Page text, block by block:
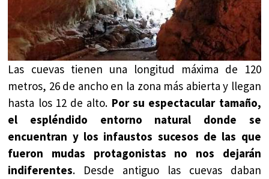
Las cuevas tienen una longitud máxima de 120
metros, 26 de ancho en la zona más abierta y llegan
hasta los 12 de alto. Por su espectacular tamaño,
el espléndido entorno natural donde se
encuentran y los infaustos sucesos de las que
fueron mudas protagonistas no nos dejarán
indiferentes. Desde antiguo las cuevas daban